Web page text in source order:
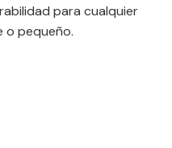
para cualquier
o pequeño.